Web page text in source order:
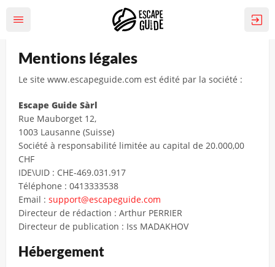
Mentions légales
Le site www.escapeguide.com est édité par la société :
Escape Guide Sàrl
Rue Mauborget 12,
1003 Lausanne (Suisse)
Société à responsabilité limitée au capital de 20.000,00
CHF
IDE\UID : CHE-469.031.917
Téléphone : 0413333538
Email : support@escapeguide.com
Directeur de rédaction : Arthur PERRIER
Directeur de publication : Iss MADAKHOV
Hébergement